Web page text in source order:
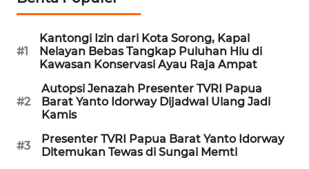
#1
Kantongi Izin dari Kota Sorong, Kapal
Nelayan Bebas Tangkap Puluhan Hiu di
Kawasan Konservasi Ayau Raja Ampat
#2
Autopsi Jenazah Presenter TVRI Papua
Barat Yanto Idorway Dijadwal Ulang Jadi
Kamis
#3
Presenter TVRI Papua Barat Yanto Idorway
Ditemukan Tewas di Sungai Memti
JURNAL
MARITIM
HUMBANG
NEWS
GARONGGANG